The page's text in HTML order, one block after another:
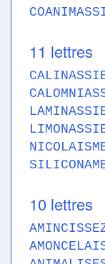
11 lettres
10 lettres